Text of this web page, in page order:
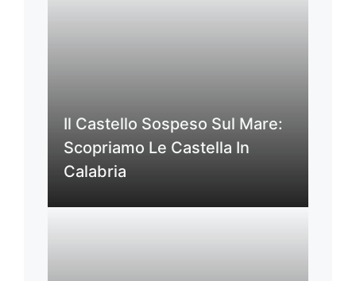
Il Castello Sospeso Sul Mare:
Scopriamo Le Castella In
Calabria